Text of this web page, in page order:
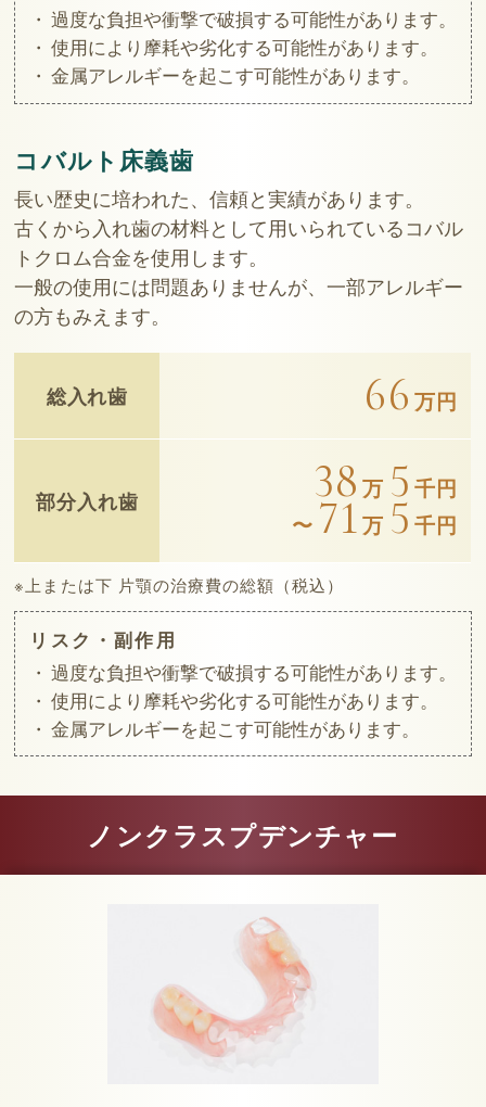
過度な負担や衝撃で破損する可能性があります。
使用により摩耗や劣化する可能性があります。
金属アレルギーを起こす可能性があります。
コバルト床義歯
長い歴史に培われた、信頼と実績があります。
古くから入れ歯の材料として用いられているコバル
トクロム合金を使用します。
一般の使用には問題ありませんが、一部アレルギー
の方もみえます。
総入れ歯 66 万円
部分入れ歯 38 万 5 千円
〜 71万 5 千円
※上または下 片顎の治療費の総額（税込）
リスク・副作用
過度な負担や衝撃で破損する可能性があります。
使用により摩耗や劣化する可能性があります。
金属アレルギーを起こす可能性があります。
ノンクラスプデンチャー